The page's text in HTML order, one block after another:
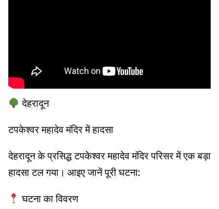
देहरादून
टपकेश्वर महादेव मंदिर में हादसा
देहरादून के प्रसिद्ध टपकेश्वर महादेव मंदिर परिसर में एक बड़ा
हादसा टल गया। आइए जानें पूरी घटना:
घटना का विवरण